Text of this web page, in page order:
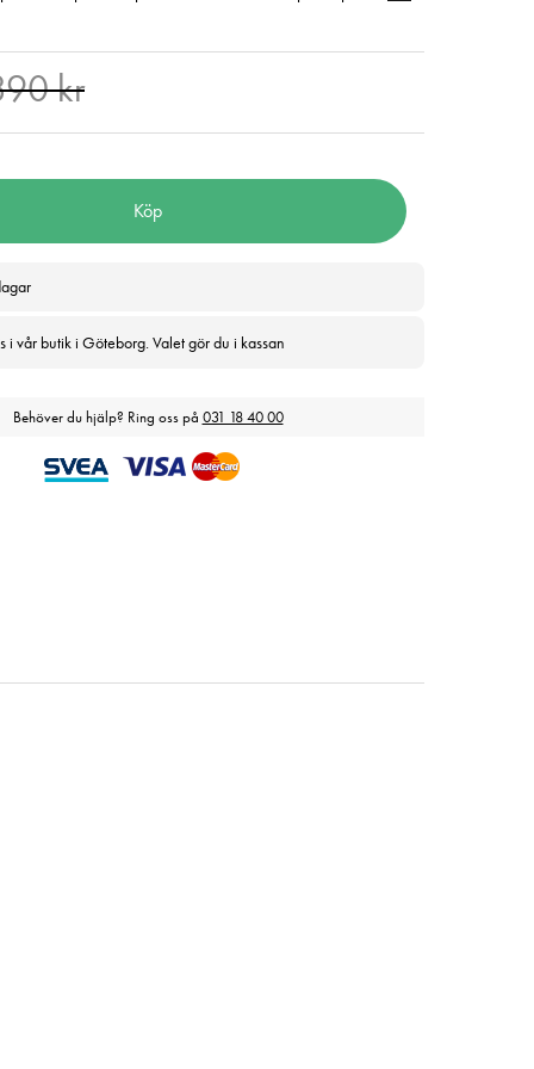
pris
kr
Köp
i vår butik i Göteborg. Valet gör du i kassan
Behöver du hjälp? Ring oss på 031 18 40 00